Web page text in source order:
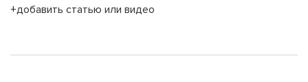
+добавить статью или видео